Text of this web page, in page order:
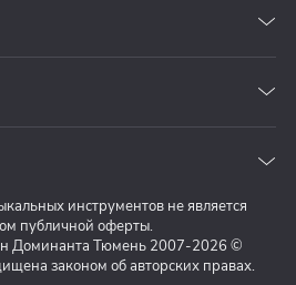
инструментов не является
публичной оферты.
Доминанта Тюмень 2007-2026 ©
законом об авторских правах.